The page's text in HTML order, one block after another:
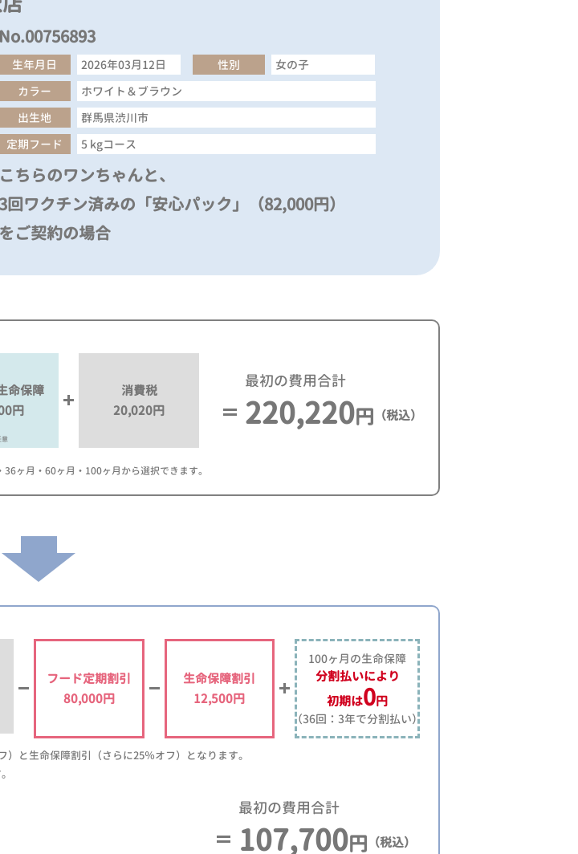
No.00756893
生年月日 2026年03月12日 性別
女の子
カラー
ホワイト＆ブラウン
出生地
群馬県渋川市
定期フード
5 kgコース
こちらのワンちゃんと、
3回ワクチン済みの「安心パック」（82,000円）
をご契約の場合
命保障
円
消費税
20,020円
最初の費用合計
220,220円 （税込）
ヶ月・60ヶ月・100ヶ月から選択できます。
フード定期割引
80,000円
生命保障割引
12,500円
100ヶ月の生命保障
分割払いにより
初期は0円
（36回：3年で分割払い）
と生命保障割引（さらに25％オフ）となります。
最初の費用合計
107,700円 （税込）